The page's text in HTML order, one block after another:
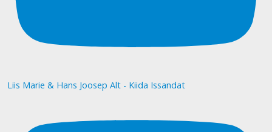
Liis Marie & Hans Joosep Alt - Kiida Issandat